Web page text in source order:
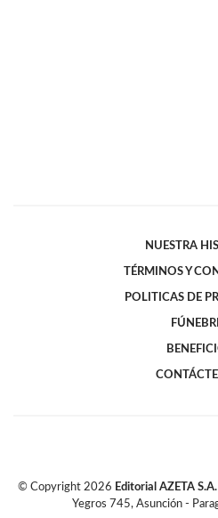
NUESTRA
TÉRMINOS Y
POLITICAS DE
© Copyright 2026 Editorial AZETA S.A.
Yegros 745, Asunción -